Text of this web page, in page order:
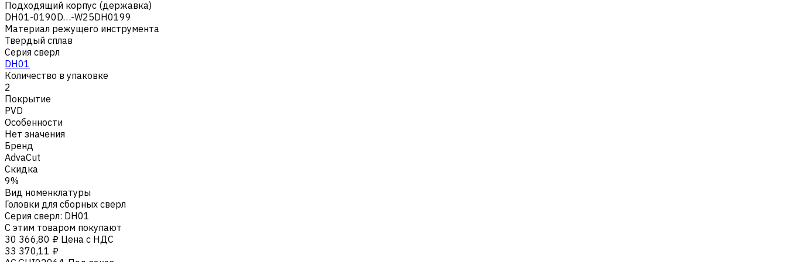
Подходящий корпус (державка)
DH01-0190D…-W25DH0199
Материал режущего инструмента
Твердый сплав
Серия сверл
DH01
Количество в упаковке
2
Покрытие
PVD
Особенности
Нет значения
Бренд
AdvaCut
Скидка
9%
Вид номенклатуры
Головки для сборных сверл
Серия сверл: DH01
С этим товаром покупают
30 366,80 ₽ Цена с НДС
33 370,11 ₽